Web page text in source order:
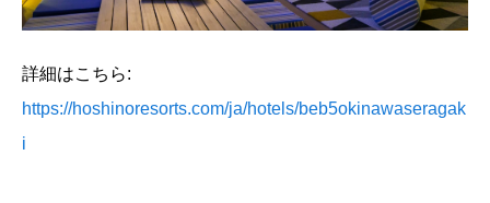
詳細はこちら:
https://hoshinoresorts.com/ja/hotels/beb5okinawaseragak
i